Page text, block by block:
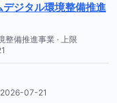
ジタル環境整備推進
整備推進事業 · 上限
2026-07-21